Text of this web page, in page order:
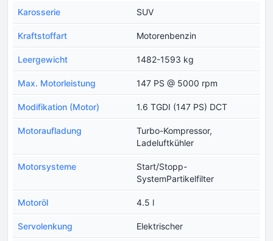
Karosserie SUV
Kraftstoffart Motorenbenzin
Leergewicht 1482-1593 kg
Max. Motorleistung 147 PS @ 5000 rpm
Modifikation (Motor) 1.6 TGDI (147 PS) DCT
Motoraufladung
Turbo-Kompressor,
Ladeluftkühler
Motorsysteme
Start/Stopp-
SystemPartikelfilter
Motoröl 4.5 l
Servolenkung Elektrischer